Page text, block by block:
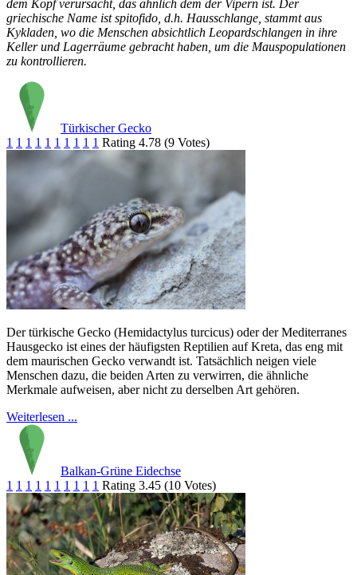
dem Kopf verursacht, das ähnlich dem der Vipern ist. Der
griechische Name ist spitofido, d.h. Hausschlange, stammt aus
Kykladen, wo die Menschen absichtlich Leopardschlangen in ihre
Keller und Lagerräume gebracht haben, um die Mauspopulationen
zu kontrollieren.
Türkischer Gecko
1 1 1 1 1 1 1 1 1 1 Rating 4.78 (9 Votes)
Der türkische Gecko (Hemidactylus turcicus) oder der Mediterranes
Hausgecko ist eines der häufigsten Reptilien auf Kreta, das eng mit
dem maurischen Gecko verwandt ist. Tatsächlich neigen viele
Menschen dazu, die beiden Arten zu verwirren, die ähnliche
Merkmale aufweisen, aber nicht zu derselben Art gehören.
Weiterlesen ...
Balkan-Grüne Eidechse
1 1 1 1 1 1 1 1 1 1 Rating 3.45 (10 Votes)